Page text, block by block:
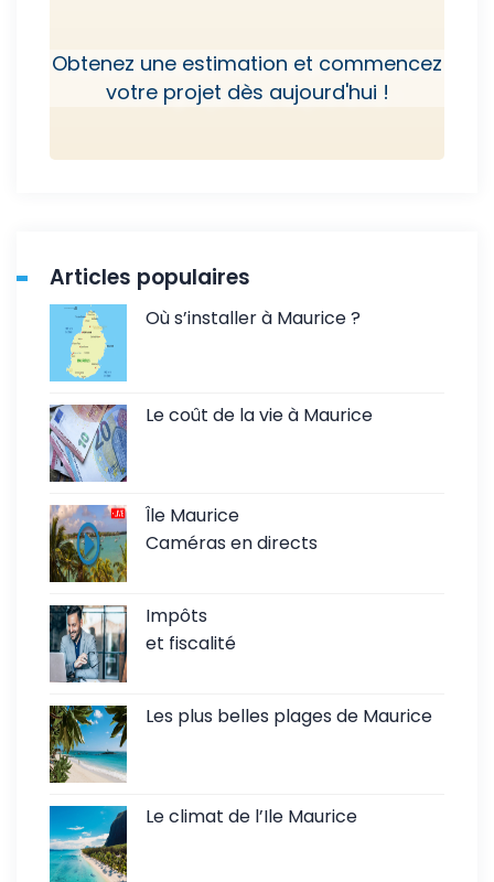
Obtenez une estimation et commencez
votre projet dès aujourd'hui !
Articles populaires
Où s’installer à Maurice ?
Le coût de la vie à Maurice
Île Maurice
Caméras en directs
Impôts
et fiscalité
Les plus belles plages de Maurice
Le climat de l’Ile Maurice